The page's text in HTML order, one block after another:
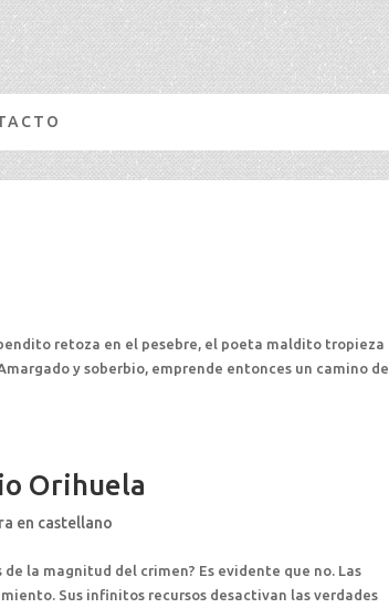
retoza en el pesebre, el poeta maldito tropieza
y soberbio, emprende entonces un camino de
Orihuela
en castellano
la magnitud del crimen? Es evidente que no. Las
Sus infinitos recursos desactivan las verdades